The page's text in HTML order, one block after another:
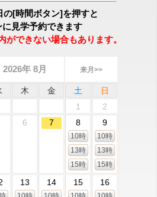
の[時間ボタン]を押すと
に見学予約できます
ができない場合もあります。
2026年 8月 来月>>
木 金 土
日
1
2
6 7 8
10時
13時
15時
9
10時
13時
15時
13 14 15 16